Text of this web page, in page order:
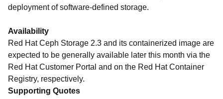
deployment of software-defined storage.
Availability
Red Hat Ceph Storage 2.3 and its containerized image are
expected to be generally available later this month via the
Red Hat Customer Portal and on the Red Hat Container
Registry, respectively.
Supporting Quotes